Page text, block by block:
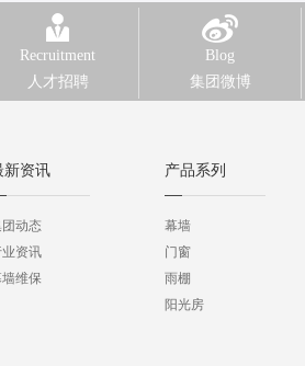
Recruitment
人才招聘
Blog
集团微博
新资讯
动态
资讯
维保
产品系列
幕墙
门窗
雨棚
阳光房